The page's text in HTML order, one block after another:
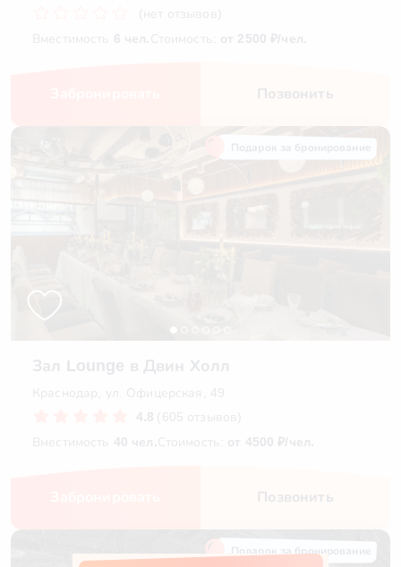
(нет отзывов)
Вместимость 6 чел.Стоимость: от 2500 ₽/чел.
Позвонить
Зал Lounge в Двин Холл
Краснодар, ул. Офицерская, 49
4.8 (605 отзывов)
Вместимость 40 чел.Стоимость: от 4500 ₽/чел.
Позвонить
Подарок за бронирование